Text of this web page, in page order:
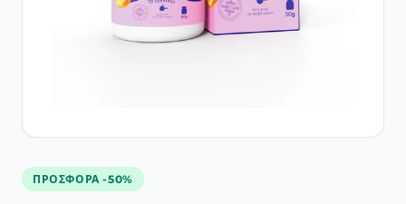
ΠΡΟΣΦΟΡΆ -50%